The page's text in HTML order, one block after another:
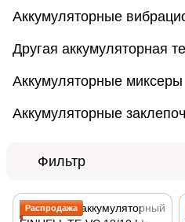
Аккумуляторные
Другая аккумуляторная
Аккумуляторные миксеры
Аккумуляторные
Фильтр
Распродажа